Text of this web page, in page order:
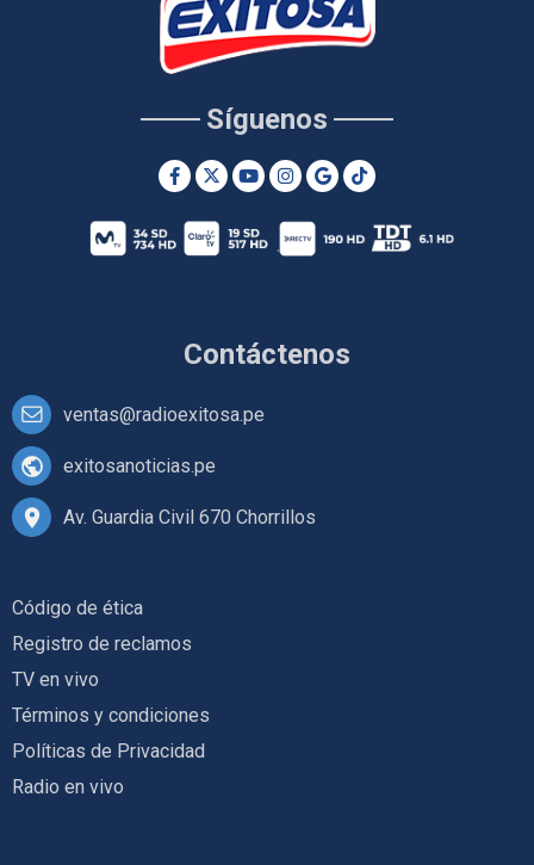
Contáctenos
ventas@radioexitosa.pe
exitosanoticias.pe
Av. Guardia Civil 670 Chorrillos
Síguenos
Código de ética
Registro de reclamos
TV en vivo
Términos y condiciones
Políticas de Privacidad
Radio en vivo